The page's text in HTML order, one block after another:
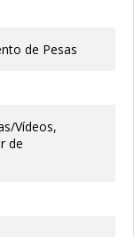
de Pesas
Vídeos,
de